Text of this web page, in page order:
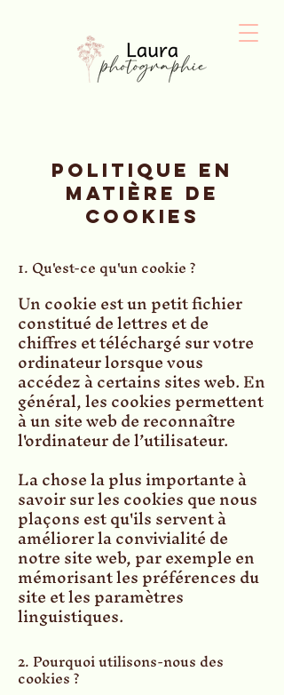
Politique en
matière de
cookies
1. Qu'est-ce qu'un cookie ?
Un cookie est un petit fichier
constitué de lettres et de
chiffres et téléchargé sur votre
ordinateur lorsque vous
accédez à certains sites web. En
général, les cookies permettent
à un site web de reconnaître
l'ordinateur de l’utilisateur.
La chose la plus importante à
savoir sur les cookies que nous
plaçons est qu'ils servent à
améliorer la convivialité de
notre site web, par exemple en
mémorisant les préférences du
site et les paramètres
linguistiques.
2. Pourquoi utilisons-nous des
cookies ?